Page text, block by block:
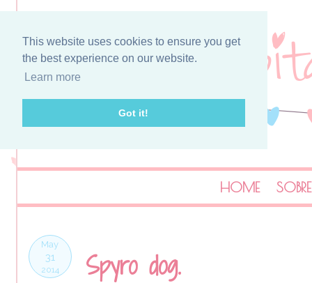
This website uses cookies to ensure you get
the best experience on our website.
Learn more
Got it!
HOME
May
31
2014 Spyro dog.